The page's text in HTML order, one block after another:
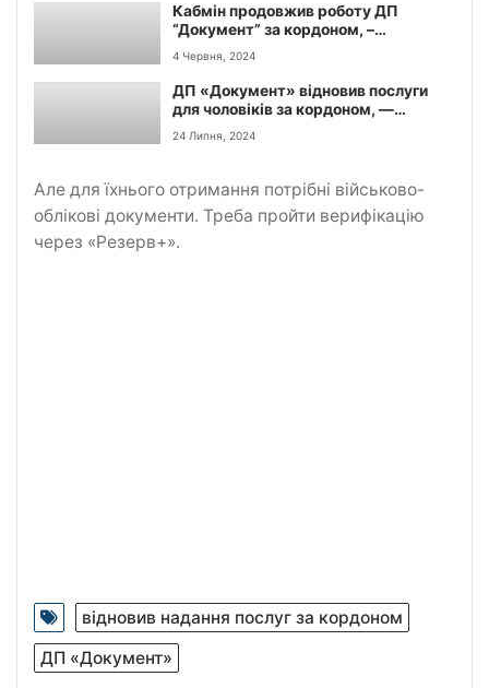
Кабмін продовжив роботу ДП
“Документ” за кордоном, –
повідомляє Мінреінтеграції.
4 Червня, 2024
ДП «Документ» відновив послуги
для чоловіків за кордоном, —
пресслужба
24 Липня, 2024
Але для їхнього отримання потрібні військово-
облікові документи. Треба пройти верифікацію
через «Резерв+».
відновив надання послуг за кордоном
ДП «Документ»